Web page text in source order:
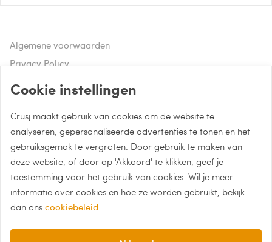
Hulp of advies nodig?
Bel naar 085 - 0043 015
Whatsapp met Crusj
info@crusj.com
Algemene voorwaarden
Privacy Policy
Cookie instellingen
Crusj maakt gebruik van cookies om de website te
analyseren, gepersonaliseerde advertenties te tonen en het
gebruiksgemak te vergroten. Door gebruik te maken van
deze website, of door op 'Akkoord' te klikken, geef je
toestemming voor het gebruik van cookies. Wil je meer
informatie over cookies en hoe ze worden gebruikt, bekijk
dan ons cookiebeleid .